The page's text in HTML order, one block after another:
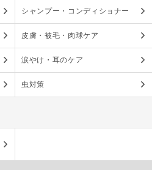
シャンプー・コンディショナー
皮膚・被毛・肉球ケア
涙やけ・耳のケア
虫対策